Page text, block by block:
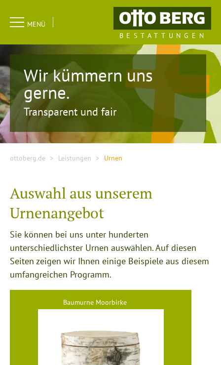
Navigation
überspringen
MENÜ
BESTATTUNGEN
Wir kümmern uns
gerne.
Transparent und fair
ottoberg.de Leistungen Urnen
Auswahl aus unserem
Urnenangebot
Sie können bei uns unter hunderten
unterschiedlichster Urnen auswählen. Auf diesen
Seiten zeigen wir Ihnen einige Beispiele aus diesem
umfangreichen Programm.
Baumurne Moorbirke